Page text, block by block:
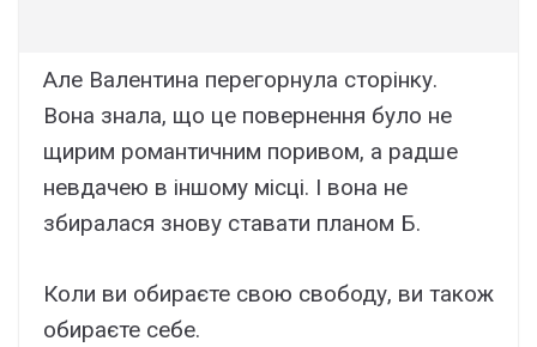
Але Валентина перегорнула сторінку.
Вона знала, що це повернення було не
щирим романтичним поривом, а радше
невдачею в іншому місці. І вона не
збиралася знову ставати планом Б.
Коли ви обираєте свою свободу, ви також
обираєте себе.